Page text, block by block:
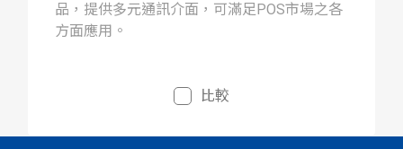
品，提供多元通訊介面，可滿足POS市場之各
方面應用。
比較